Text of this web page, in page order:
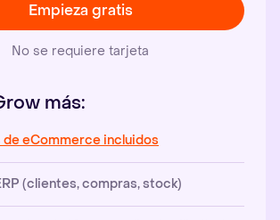
Empieza gratis
No se requiere tarjeta
más:
de eCommerce incluidos
(clientes, compras, stock)